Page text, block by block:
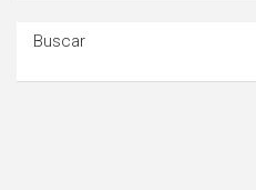
Buscar